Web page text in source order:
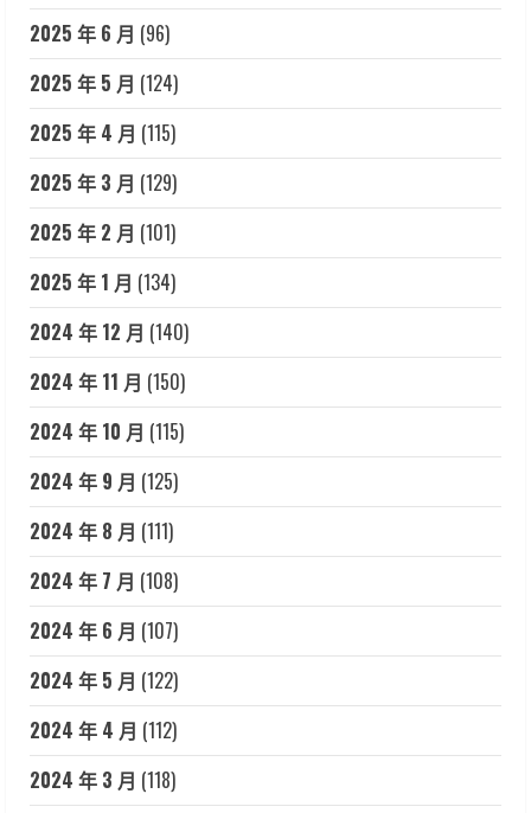
2025 年 6 月 (96)
2025 年 5 月 (124)
2025 年 4 月 (115)
2025 年 3 月 (129)
2025 年 2 月 (101)
2025 年 1 月 (134)
2024 年 12 月 (140)
2024 年 11 月 (150)
2024 年 10 月 (115)
2024 年 9 月 (125)
2024 年 8 月 (111)
2024 年 7 月 (108)
2024 年 6 月 (107)
2024 年 5 月 (122)
2024 年 4 月 (112)
2024 年 3 月 (118)